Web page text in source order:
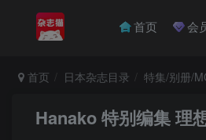
首页 会
首页 日本杂志目录 特集/别册/
Hanako 特别编集 理